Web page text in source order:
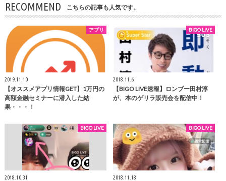
RECOMMEND こちらの記事も人気です。
アプリ
2019.11.10
【オススメアプリ情報GET】1万円の
高額金融セミナーに潜入した結
果・・・！
BIGO LIVE
2018.11.6
【BIGO LIVE速報】ロンブー田村淳
が、本のゲリラ販売会を配信中！
BIGO LIVE
2018.10.31
BIGO LIVE
2018.11.18